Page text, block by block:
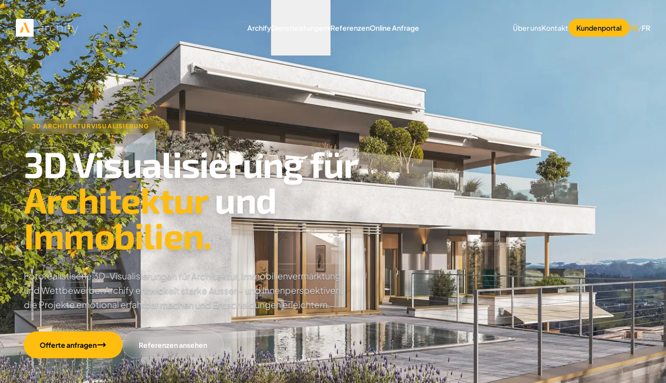
ArchifyDienstleistungen ReferenzenOnline Anfrage Über unsKontakt Kundenportal DE/FR
3D ARCHITEKTURVISUALISIERUNG
3D Visualisierung für
Architekturund
Immobilien.
Fotorealistische 3D-Visualisierungen für Architektur, Immobilienvermarktung
und Wettbewerbe. Archify entwickelt starke Aussen- und Innenperspektiven,
die Projekte emotional erfahrbar machen und Entscheidungen erleichtern.
Offerte anfragen Referenzen ansehen